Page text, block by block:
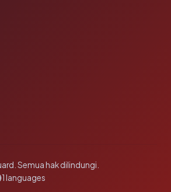
Semua hak dilindungi.
1 languages